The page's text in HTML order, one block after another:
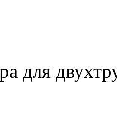
для